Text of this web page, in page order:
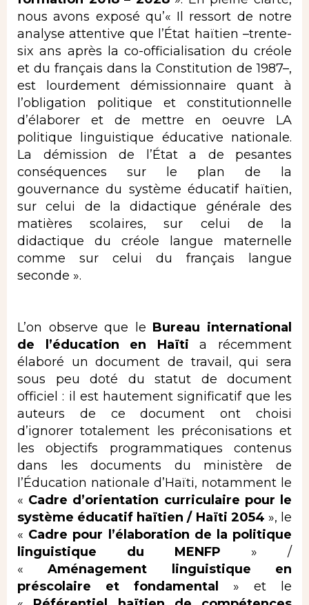
nous avons exposé qu’« Il ressort de notre
analyse attentive que l’État haïtien –trente-
six ans après la co-officialisation du créole
et du français dans la Constitution de 1987–,
est lourdement démissionnaire quant à
l’obligation politique et constitutionnelle
d’élaborer et de mettre en oeuvre LA
politique linguistique éducative nationale.
La démission de l’État a de pesantes
conséquences sur le plan de la
gouvernance du système éducatif haïtien,
sur celui de la didactique générale des
matières scolaires, sur celui de la
didactique du créole langue maternelle
comme sur celui du français langue
seconde ».
L’on observe que le Bureau international
de l’éducation en Haïti a récemment
élaboré un document de travail, qui sera
sous peu doté du statut de document
officiel : il est hautement significatif que les
auteurs de ce document ont choisi
d’ignorer totalement les préconisations et
les objectifs programmatiques contenus
dans les documents du ministère de
l’Éducation nationale d’Haïti, notamment le
« Cadre d’orientation curriculaire pour le
système éducatif haïtien / Haïti 2054 », le
« Cadre pour l’élaboration de la politique
linguistique du MENFP
» /
«
Aménagement linguistique
en
préscolaire et fondamental
» et le